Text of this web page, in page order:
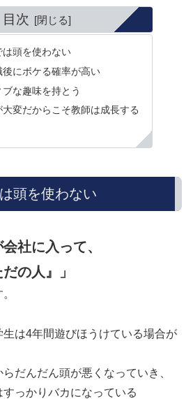
目次
は頭を使わない
にボケる確率が高い
な趣味を持とう
変だからこそ教師は成長する
頭を使わない
社に入って、
の人』」
は4年間遊びほうけている場合が
だんだん頭が悪くなっていき、
っかりバカになっている